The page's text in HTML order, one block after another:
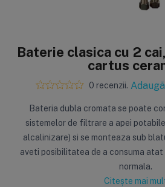
Filtre cu purjare
(8)
(18)
Dozatoare
Sisteme economice
(9)
Baterie clasica cu 2
cartus
0 recenzii.
Bateria dubla cromata se poate
sistemelor de filtrare a apei
alcalinizare) si se monteaza sub
aveti posibilitatea de a consuma
normala.
Citește mai